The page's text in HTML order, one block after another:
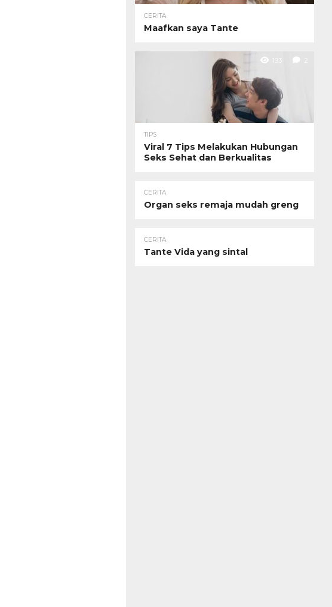
CERITA
Maafkan saya Tante
193 2
TIPS
Viral 7 Tips Melakukan Hubungan
Seks Sehat dan Berkualitas
CERITA
Organ seks remaja mudah greng
CERITA
Tante Vida yang sintal